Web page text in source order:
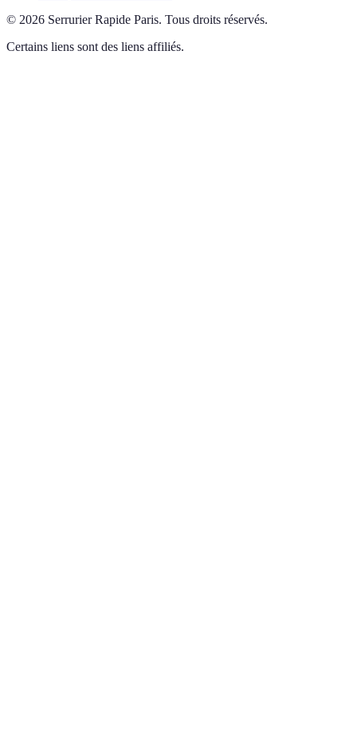
© 2026 Serrurier Rapide Paris. Tous droits réservés.
Certains liens sont des liens affiliés.